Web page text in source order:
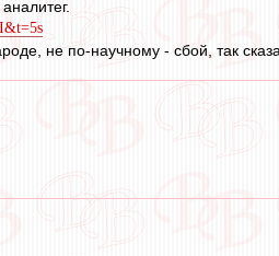
не по-научному - сбой, так